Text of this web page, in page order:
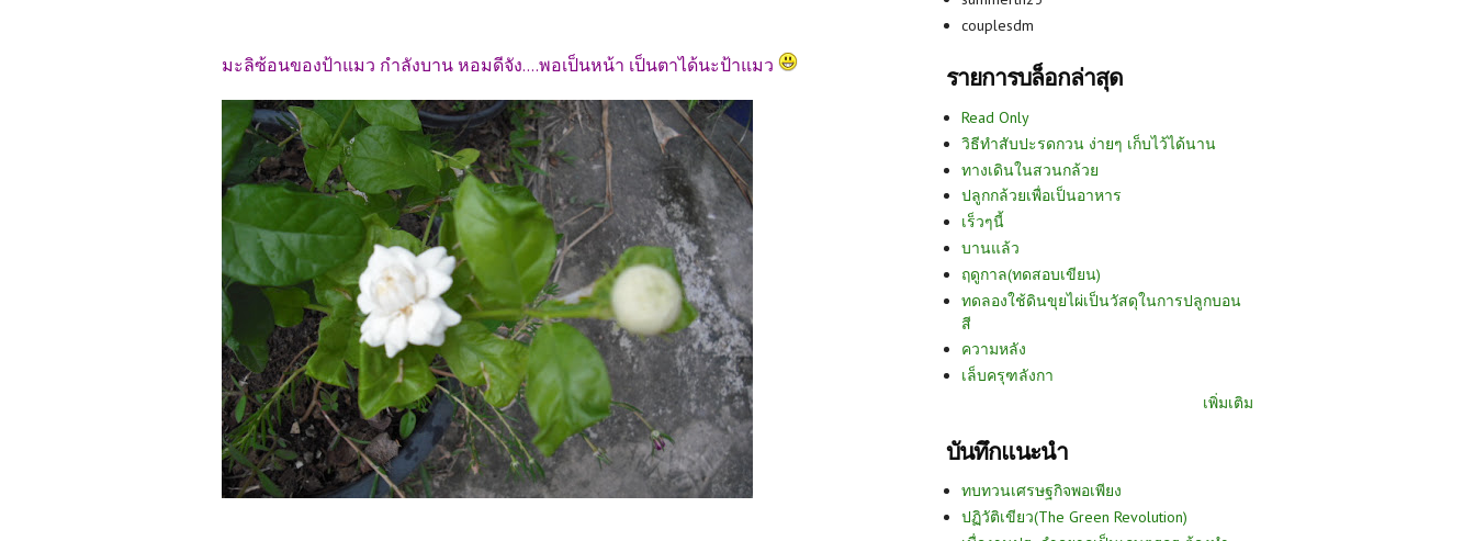
มะลิซ้อนของป้าแมว กำลังบาน หอมดีจัง....พอเป็นหน้า เป็นตาได้นะป้าแมว
couplesdm
รายการบล็อกล่าสุด
Read Only
วิธีทำสับปะรดกวน ง่ายๆ เก็บไว้ได้นาน
ทางเดินในสวนกล้วย
ปลูกกล้วยเพื่อเป็นอาหาร
เร็วๆนี้
บานแล้ว
ฤดูกาล(ทดสอบเขียน)
ทดลองใช้ดินขุยไผ่เป็นวัสดุในการปลูกบอน
สี
ความหลัง
เล็บครุฑลังกา
เพิ่มเติม
บันทึกแนะนำ
ทบทวนเศรษฐกิจพอเพียง
ปฏิวัติเขียว(The Green Revolution)